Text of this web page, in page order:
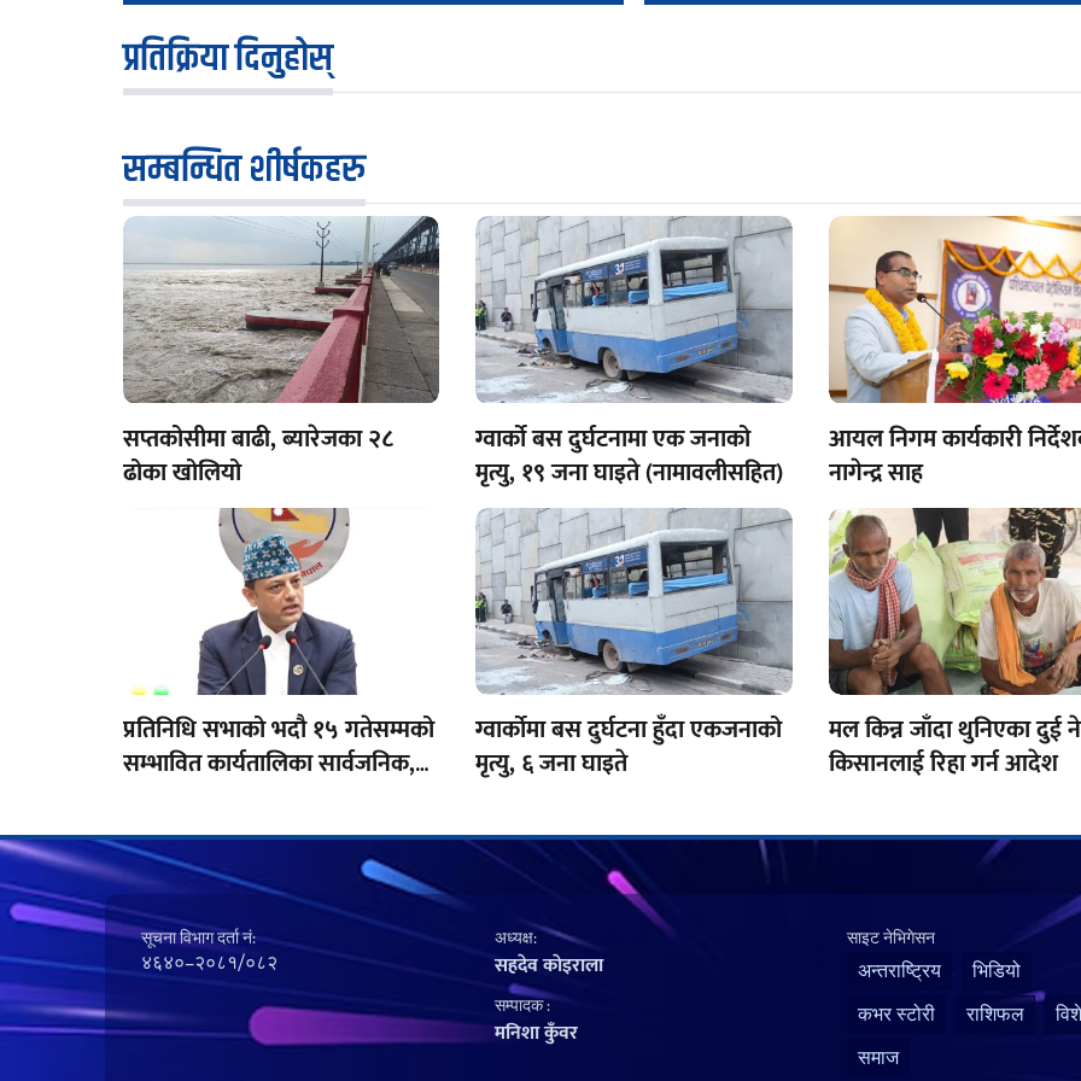
प्रतिक्रिया दिनुहोस्
सम्बन्धित शीर्षकहरु
सप्तकोसीमा बाढी, ब्यारेजका २८
ढोका खोलियो
ग्वार्को बस दुर्घटनामा एक जनाको
मृत्यु, १९ जना घाइते (नामावलीसहित)
आयल निगम कार्यकारी
नागेन्द्र साह
प्रतिनिधि सभाको भदौ १५ गतेसम्मको
सम्भावित कार्यतालिका सार्वजनिक,
ग्वार्कोमा बस दुर्घटना हुँदा एकजनाको
मृत्यु, ६ जना घाइते
मल किन्न जाँदा थुनिएका दुई
किसानलाई रिहा गर्न आदेश
सूचना विभाग दर्ता नं‍:
४६४०–२०८१/०८२
अध्यक्ष:
सहदेव काेइराला
सम्पादक :
मनिशा कुँवर
साइट नेभिगेसन
अन्तराष्ट्रिय
भिडियो
कभर स्टोरी
राशिफल
समाज